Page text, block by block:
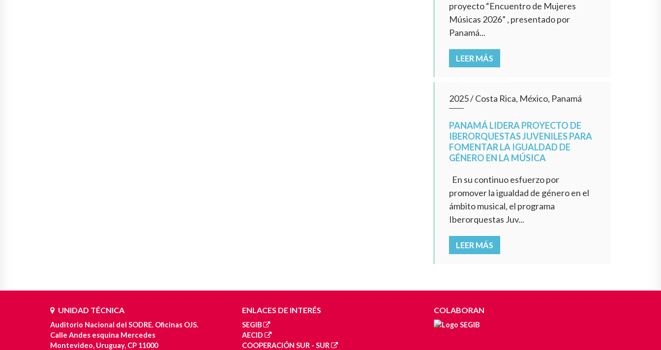
proyecto “Encuentro de Mujeres
Músicas 2026” , presentado por
Panamá...
LEER MÁS
2025/Costa Rica, México, Panamá
PANAMÁ LIDERA PROYECTO DE
IBERORQUESTAS JUVENILES PARA
FOMENTAR LA IGUALDAD DE
GÉNERO EN LA MÚSICA
En su continuo esfuerzo por
promover la igualdad de género en el
ámbito musical, el programa
Iberorquestas Juv...
LEER MÁS
UNIDAD TÉCNICA
Auditorio Nacional del SODRE. Oficinas OJS.
Calle Andes esquina Mercedes
Montevideo, Uruguay, CP 11000
ENLACES DE INTERÉS
SEGIB
AECID
COOPERACIÓN SUR - SUR
COLABORAN